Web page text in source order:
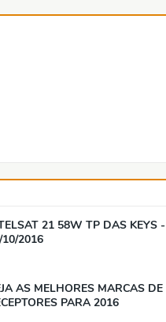
21 58W TP DAS KEYS -
10/2016
AS MELHORES MARCAS DE
PARA 2016